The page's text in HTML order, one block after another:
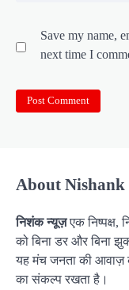
Save my name,
next time I
About Nishank
निशंक न्यूज़एक निष्पक्ष,
को बिना डर और बिना
यह मंच जनता की आवाज़
का संकल्प रखता है।